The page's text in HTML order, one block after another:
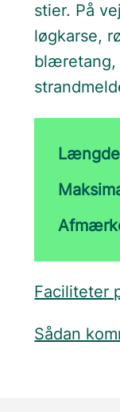
stier. På
løgkarse,
blæretang,
Faciliteter
Sådan